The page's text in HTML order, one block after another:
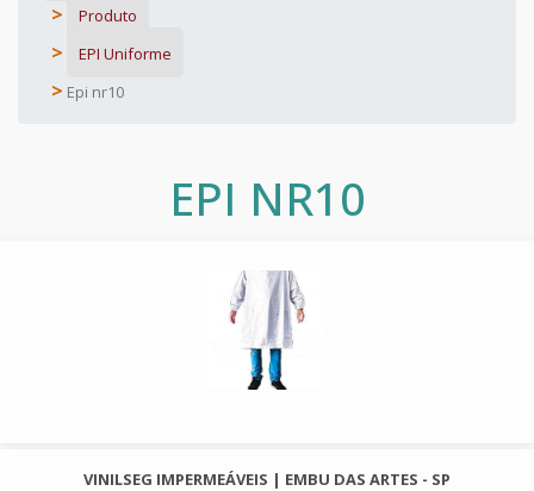
Produto
EPI Uniforme
Epi nr10
EPI NR10
VINILSEG IMPERMEÁVEIS | EMBU DAS ARTES - SP